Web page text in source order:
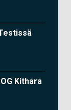
Kithara